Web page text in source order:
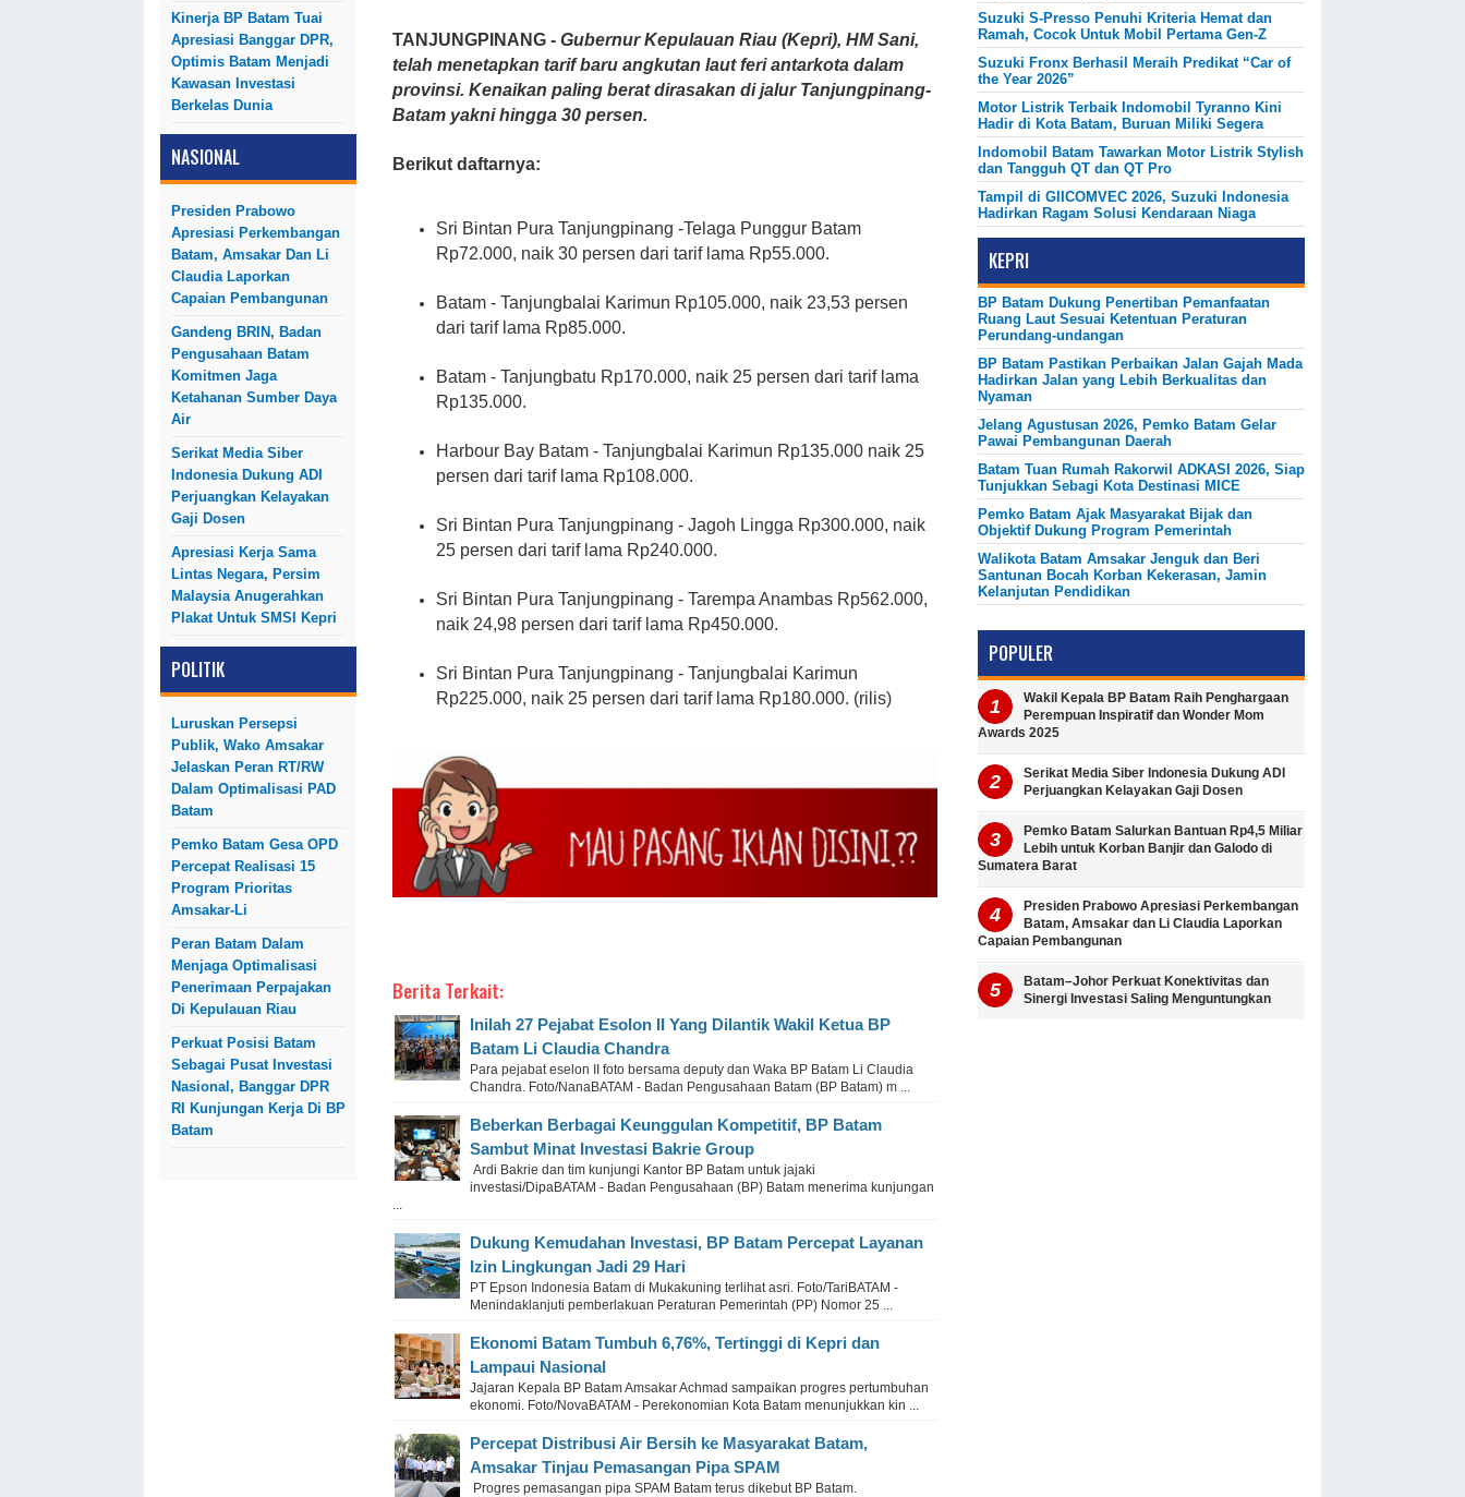
Kinerja BP Batam Tuai
Apresiasi Banggar DPR,
Optimis Batam Menjadi
Kawasan Investasi
Berkelas Dunia
NASIONAL
Presiden Prabowo
Apresiasi Perkembangan
Batam, Amsakar Dan Li
Claudia Laporkan
Capaian Pembangunan
Gandeng BRIN, Badan
Pengusahaan Batam
Komitmen Jaga
Ketahanan Sumber Daya
Air
Serikat Media Siber
Indonesia Dukung ADI
Perjuangkan Kelayakan
Gaji Dosen
Apresiasi Kerja Sama
Lintas Negara, Persim
Malaysia Anugerahkan
Plakat Untuk SMSI Kepri
POLITIK
Luruskan Persepsi
Publik, Wako Amsakar
Jelaskan Peran RT/RW
Dalam Optimalisasi PAD
Batam
Pemko Batam Gesa OPD
Percepat Realisasi 15
Program Prioritas
Amsakar-Li
Peran Batam Dalam
Menjaga Optimalisasi
Penerimaan Perpajakan
Di Kepulauan Riau
Perkuat Posisi Batam
Sebagai Pusat Investasi
Nasional, Banggar DPR
RI Kunjungan Kerja Di BP
Batam
TANJUNGPINANG - Gubernur Kepulauan Riau (Kepri), HM Sani,
telah menetapkan tarif baru angkutan laut feri antarkota dalam
provinsi. Kenaikan paling berat dirasakan di jalur Tanjungpinang-
Batam yakni hingga 30 persen.
Berikut daftarnya:
Sri Bintan Pura Tanjungpinang -Telaga Punggur Batam
Rp72.000, naik 30 persen dari tarif lama Rp55.000.
Batam - Tanjungbalai Karimun Rp105.000, naik 23,53 persen
dari tarif lama Rp85.000.
Batam - Tanjungbatu Rp170.000, naik 25 persen dari tarif lama
Rp135.000.
Harbour Bay Batam - Tanjungbalai Karimun Rp135.000 naik 25
persen dari tarif lama Rp108.000.
Sri Bintan Pura Tanjungpinang - Jagoh Lingga Rp300.000, naik
25 persen dari tarif lama Rp240.000.
Sri Bintan Pura Tanjungpinang - Tarempa Anambas Rp562.000,
naik 24,98 persen dari tarif lama Rp450.000.
Sri Bintan Pura Tanjungpinang - Tanjungbalai Karimun
Rp225.000, naik 25 persen dari tarif lama Rp180.000. (rilis)
Berita Terkait:
Inilah 27 Pejabat Esolon II Yang Dilantik Wakil Ketua BP
Batam Li Claudia Chandra
Para pejabat eselon II foto bersama deputy dan Waka BP Batam Li Claudia
Chandra. Foto/NanaBATAM - Badan Pengusahaan Batam (BP Batam) m ...
Beberkan Berbagai Keunggulan Kompetitif, BP Batam
Sambut Minat Investasi Bakrie Group
Ardi Bakrie dan tim kunjungi Kantor BP Batam untuk jajaki
investasi/DipaBATAM - Badan Pengusahaan (BP) Batam menerima kunjungan
...
Dukung Kemudahan Investasi, BP Batam Percepat Layanan
Izin Lingkungan Jadi 29 Hari
PT Epson Indonesia Batam di Mukakuning terlihat asri. Foto/TariBATAM -
Menindaklanjuti pemberlakuan Peraturan Pemerintah (PP) Nomor 25 ...
Ekonomi Batam Tumbuh 6,76%, Tertinggi di Kepri dan
Lampaui Nasional
Jajaran Kepala BP Batam Amsakar Achmad sampaikan progres pertumbuhan
ekonomi. Foto/NovaBATAM - Perekonomian Kota Batam menunjukkan kin ...
Percepat Distribusi Air Bersih ke Masyarakat Batam,
Amsakar Tinjau Pemasangan Pipa SPAM
Progres pemasangan pipa SPAM Batam terus dikebut BP Batam.
Suzuki S-Presso Penuhi Kriteria Hemat dan
Ramah, Cocok Untuk Mobil Pertama Gen-Z
Suzuki Fronx Berhasil Meraih Predikat “Car of
the Year 2026”
Motor Listrik Terbaik Indomobil Tyranno Kini
Hadir di Kota Batam, Buruan Miliki Segera
Indomobil Batam Tawarkan Motor Listrik Stylish
dan Tangguh QT dan QT Pro
Tampil di GIICOMVEC 2026, Suzuki Indonesia
Hadirkan Ragam Solusi Kendaraan Niaga
KEPRI
BP Batam Dukung Penertiban Pemanfaatan
Ruang Laut Sesuai Ketentuan Peraturan
Perundang-undangan
BP Batam Pastikan Perbaikan Jalan Gajah Mada
Hadirkan Jalan yang Lebih Berkualitas dan
Nyaman
Jelang Agustusan 2026, Pemko Batam Gelar
Pawai Pembangunan Daerah
Batam Tuan Rumah Rakorwil ADKASI 2026, Siap
Tunjukkan Sebagi Kota Destinasi MICE
Pemko Batam Ajak Masyarakat Bijak dan
Objektif Dukung Program Pemerintah
Walikota Batam Amsakar Jenguk dan Beri
Santunan Bocah Korban Kekerasan, Jamin
Kelanjutan Pendidikan
POPULER
Wakil Kepala BP Batam Raih Penghargaan
Perempuan Inspiratif dan Wonder Mom
Awards 2025
Serikat Media Siber Indonesia Dukung ADI
Perjuangkan Kelayakan Gaji Dosen
Pemko Batam Salurkan Bantuan Rp4,5 Miliar
Lebih untuk Korban Banjir dan Galodo di
Sumatera Barat
Presiden Prabowo Apresiasi Perkembangan
Batam, Amsakar dan Li Claudia Laporkan
Capaian Pembangunan
Batam–Johor Perkuat Konektivitas dan
Sinergi Investasi Saling Menguntungkan